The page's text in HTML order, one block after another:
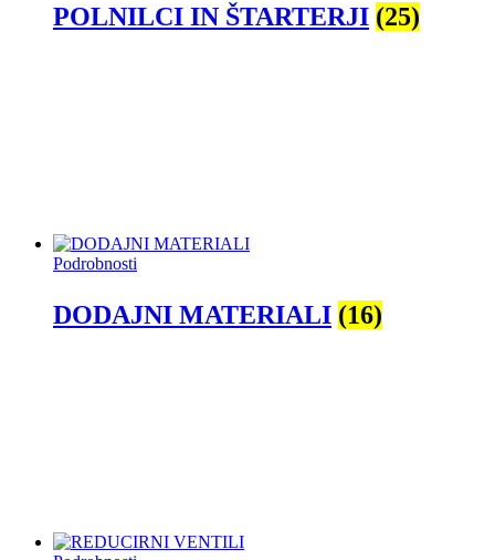
POLNILCI IN ŠTARTERJI (25)
Podrobnosti
DODAJNI MATERIALI (16)